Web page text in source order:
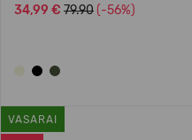
34,99 € 79.90 (-56%)
VASARAI